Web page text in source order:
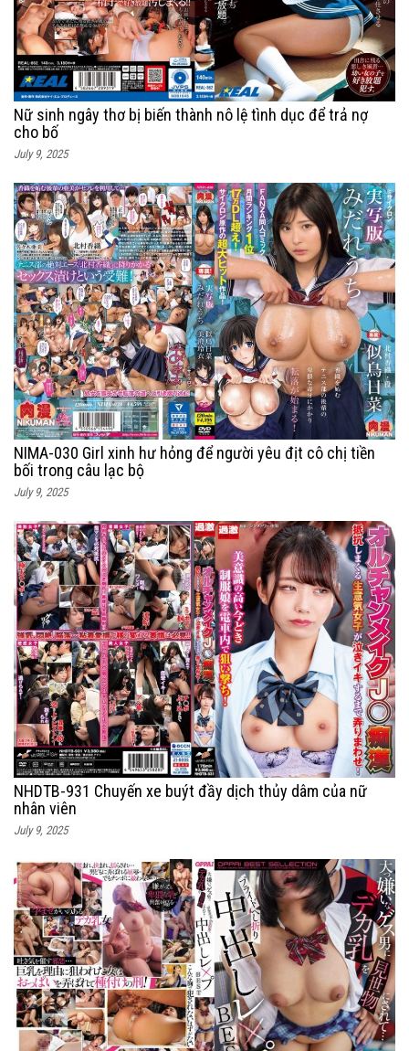
Nữ sinh ngây thơ bị biến thành nô lệ tình dục để trả nợ
cho bố
July 9, 2025
NIMA-030 Girl xinh hư hỏng để người yêu địt cô chị tiền
bối trong câu lạc bộ
July 9, 2025
NHDTB-931 Chuyến xe buýt đầy dịch thủy dâm của nữ
nhân viên
July 9, 2025